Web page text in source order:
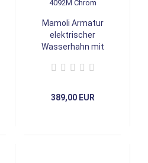
Mamoli Armatur
elektrischer
Wasserhahn mit
4092M Chrom
389,00 EUR